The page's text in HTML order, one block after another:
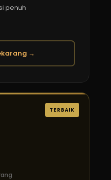
penuh
→
TERBAIK